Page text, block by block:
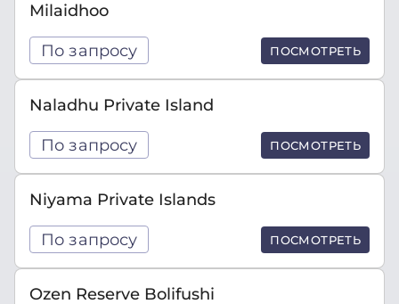
Milaidhoo
По запросу ПОСМОТРЕТЬ
Naladhu Private Island
По запросу ПОСМОТРЕТЬ
Niyama Private Islands
По запросу ПОСМОТРЕТЬ
Ozen Reserve Bolifushi